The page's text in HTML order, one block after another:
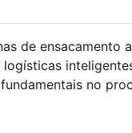
de ensacamento
no